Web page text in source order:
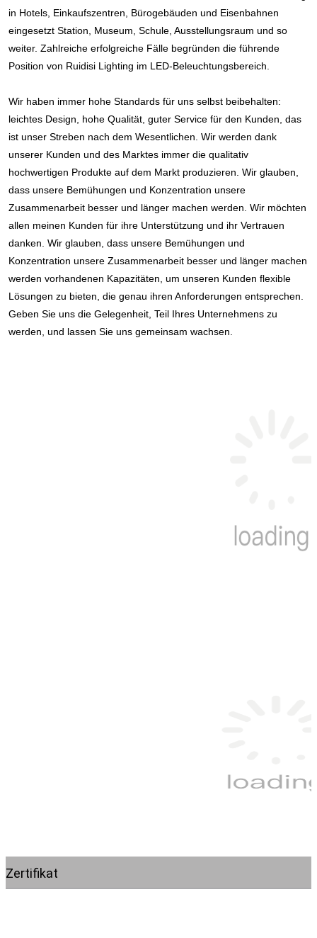
in Hotels, Einkaufszentren, Bürogebäuden und Eisenbahnen
eingesetzt Station, Museum, Schule, Ausstellungsraum und so
weiter. Zahlreiche erfolgreiche Fälle begründen die führende
Position von Ruidisi Lighting im LED-Beleuchtungsbereich.
Wir haben immer hohe Standards für uns selbst beibehalten:
leichtes Design, hohe Qualität, guter Service für den Kunden, das
ist unser Streben nach dem Wesentlichen. Wir werden dank
unserer Kunden und des Marktes immer die qualitativ
hochwertigen Produkte auf dem Markt produzieren. Wir glauben,
dass unsere Bemühungen und Konzentration unsere
Zusammenarbeit besser und länger machen werden. Wir möchten
allen meinen Kunden für ihre Unterstützung und ihr Vertrauen
danken. Wir glauben, dass unsere Bemühungen und
Konzentration unsere Zusammenarbeit besser und länger machen
werden vorhandenen Kapazitäten, um unseren Kunden flexible
Lösungen zu bieten, die genau ihren Anforderungen entsprechen.
Geben Sie uns die Gelegenheit, Teil Ihres Unternehmens zu
werden, und lassen Sie uns gemeinsam wachsen.
Zertifikat